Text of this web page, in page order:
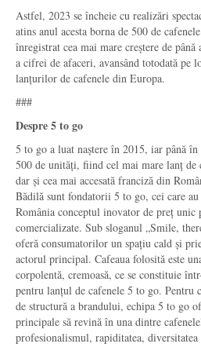
Astfel, 2023 se încheie cu realizări
atins anul acesta borna de 500 de
înregistrat cea mai mare creștere de
a cifrei de afaceri, avansând totodată pe
lanțurilor de cafenele din Europa.
###
Despre 5 to go
5 to go a luat naștere în 2015, iar până
500 de unități, fiind cel mai mare lanț de
dar și cea mai accesată franciză din
Bădilă sunt fondatorii 5 to go, cei care
România conceptul inovator de preț unic
comercializate. Sub sloganul „Smile,
oferă consumatorilor un spațiu cald și
actorul principal. Cafeaua folosită este
corpolentă, cremoasă, ce se constituie
pentru lanțul de cafenele 5 to go. Pentru
de structură a brandului, echipa 5 to go
principale să revină în una dintre
profesionalismul, rapiditatea,